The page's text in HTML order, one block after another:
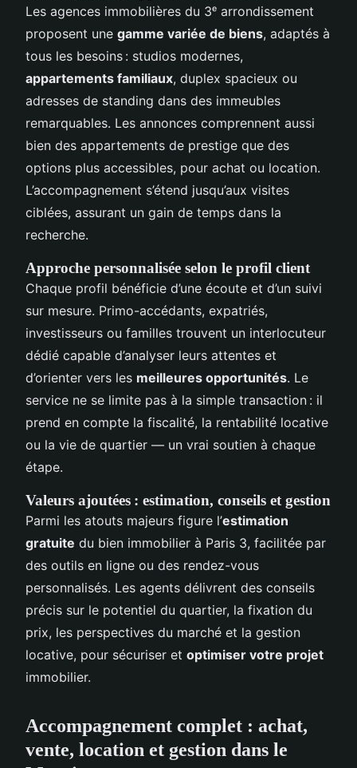
Les agences immobilières du 3ᵉ arrondissement
proposent une gamme variée de biens, adaptés à
tous les besoins : studios modernes,
appartements familiaux, duplex spacieux ou
adresses de standing dans des immeubles
remarquables. Les annonces comprennent aussi
bien des appartements de prestige que des
options plus accessibles, pour achat ou location.
L’accompagnement s’étend jusqu’aux visites
ciblées, assurant un gain de temps dans la
recherche.
Approche personnalisée selon le profil client
Chaque profil bénéficie d’une écoute et d’un suivi
sur mesure. Primo-accédants, expatriés,
investisseurs ou familles trouvent un interlocuteur
dédié capable d’analyser leurs attentes et
d’orienter vers les meilleures opportunités. Le
service ne se limite pas à la simple transaction : il
prend en compte la fiscalité, la rentabilité locative
ou la vie de quartier — un vrai soutien à chaque
étape.
Valeurs ajoutées : estimation, conseils et gestion
Parmi les atouts majeurs figure l’estimation
gratuite du bien immobilier à Paris 3, facilitée par
des outils en ligne ou des rendez-vous
personnalisés. Les agents délivrent des conseils
précis sur le potentiel du quartier, la fixation du
prix, les perspectives du marché et la gestion
locative, pour sécuriser et optimiser votre projet
immobilier.
Accompagnement complet : achat,
vente, location et gestion dans le